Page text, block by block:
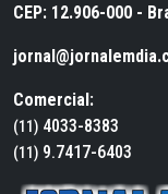
CEP: 12.906-000 -
Comercial:
(11) 4033-8383
(11) 9.7417-6403